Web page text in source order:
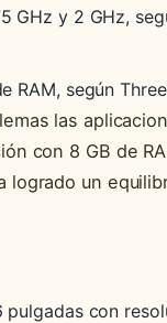
GHz y 2 GHz,
RAM, según
las
con 8 GB de
logrado un
pulgadas con